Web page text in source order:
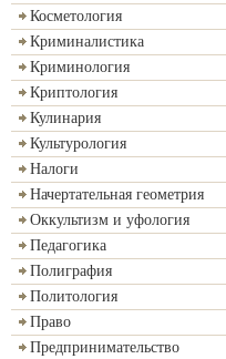
Косметология
Криминалистика
Криминология
Криптология
Кулинария
Культурология
Налоги
Начертательная геометрия
Оккультизм и уфология
Педагогика
Полиграфия
Политология
Право
Предпринимательство